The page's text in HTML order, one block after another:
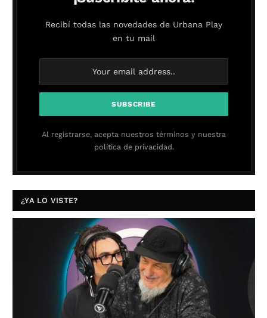
Recibí todas las novedades de Urbana Play
en tu mail
Al registrarse, acepta nuestros términos y nuestra
política de privacidad.
¿YA LO VISTE?